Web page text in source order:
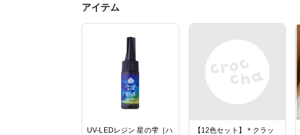
アイテム
UV-LEDレジン 星の雫［ハ
【12色セット】＊クラッ